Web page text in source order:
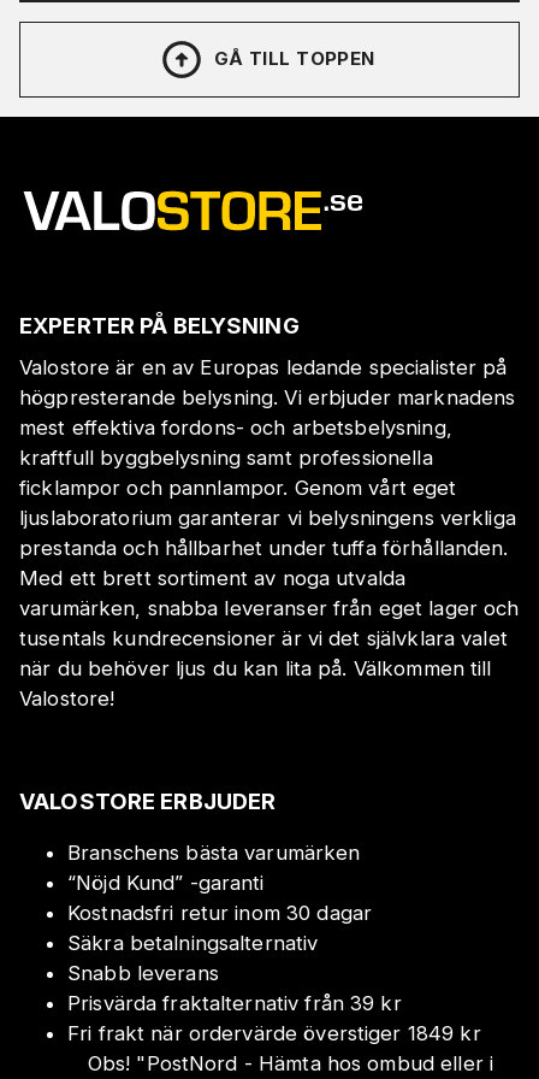
GÅ TILL TOPPEN
EXPERTER PÅ BELYSNING
Valostore är en av Europas ledande specialister på
högpresterande belysning. Vi erbjuder marknadens
mest effektiva fordons- och arbetsbelysning,
kraftfull byggbelysning samt professionella
ficklampor och pannlampor. Genom vårt eget
ljuslaboratorium garanterar vi belysningens verkliga
prestanda och hållbarhet under tuffa förhållanden.
Med ett brett sortiment av noga utvalda
varumärken, snabba leveranser från eget lager och
tusentals kundrecensioner är vi det självklara valet
när du behöver ljus du kan lita på. Välkommen till
Valostore!
VALOSTORE ERBJUDER
Branschens bästa varumärken
“Nöjd Kund” -garanti
Kostnadsfri retur inom 30 dagar
Säkra betalningsalternativ
Snabb leverans
Prisvärda fraktalternativ från 39 kr
Fri frakt när ordervärde överstiger 1849 kr
Obs! "PostNord - Hämta hos ombud eller i